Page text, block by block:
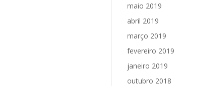
maio 2019
abril 2019
março 2019
fevereiro 2019
janeiro 2019
outubro 2018